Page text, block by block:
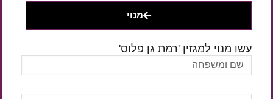
מנוי
עשו מנוי למגזין 'רמת גן פלוס'